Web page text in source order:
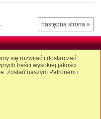
następna strona »
się rozwijać i dostarczać
treści wysokiej jakości.
Zostań naszym Patronem i